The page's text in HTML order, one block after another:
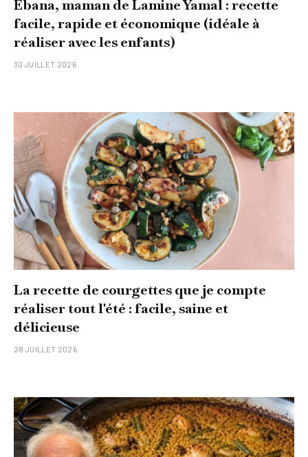
Ebana, maman de Lamine Yamal : recette
facile, rapide et économique (idéale à
réaliser avec les enfants)
30 JUILLET 2026
La recette de courgettes que je compte
réaliser tout l'été : facile, saine et
délicieuse
28 JUILLET 2026